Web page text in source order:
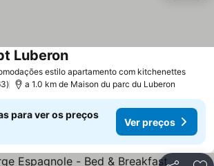
estilo apartamento com kitchenettes
Luberon
a 1.0 km de Maison du parc du Luberon
para ver os preços
Ver preços